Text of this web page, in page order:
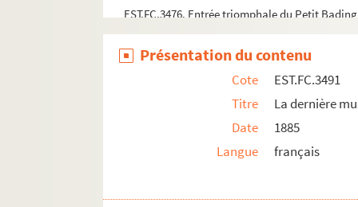
EST.FC.3476. Entrée triomphale du Petit
EST.FC.3477. Entrée triomphale du Petit
EST.FC.3419. Etrennes à divers (1 à 10)
EST.FC.3539. Exposition des produits de
EST.FC.3303. Exposition du corps de Victor
EST.FC.M.168. La fête de Victor Hugo.
EST.FC.3218. La Fête de Victor Hugo
Présentation du contenu
Cote
EST.FC.3491
Titre
La dernière
Date
1885
Langue
français